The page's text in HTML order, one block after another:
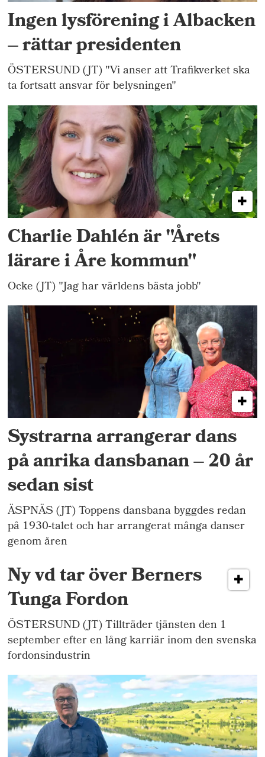
Ingen lysförening i Albacken
– rättar presidenten
ÖSTERSUND (JT) "Vi anser att Trafikverket ska
ta fortsatt ansvar för belysningen"
Charlie Dahlén är "Årets
lärare i Åre kommun"
Ocke (JT) "Jag har världens bästa jobb"
Systrarna arrangerar dans
på anrika dansbanan – 20 år
sedan sist
ÄSPNÄS (JT) Toppens dansbana byggdes redan
på 1930-talet och har arrangerat många danser
genom åren
Ny vd tar över Berners
Tunga Fordon
ÖSTERSUND (JT) Tillträder tjänsten den 1
september efter en lång karriär inom den svenska
fordonsindustrin